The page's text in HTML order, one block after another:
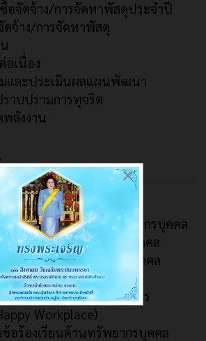
อจัดจ้าง/การจัดหาพัสดุประจำปี
จ้าง/การจัดหาพัสดุ
อเนื่อง
มและประเมินผลแผนพัฒนา
าบปรามการทุจริต
ลังงาน
ยากรบุคคล
ะพัฒนาทรัพยากรบุคคล
นโยบายการบริหารทรัพยากรบุคคล
ารและพัฒนาทรัพยากรบุคคล
หารและพัฒนาทรัพยากรบุคคล
นโยบายการปฏิบัติราชการ
Workplace)
อร้องเรียนด้านทรัพยากรบุคคล
×